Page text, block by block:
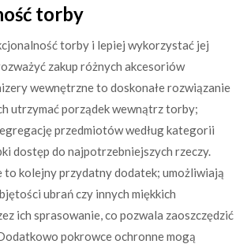
torby
torby i lepiej wykorzystać jej
zakup różnych akcesoriów
wewnętrzne to doskonałe rozwiązanie
utrzymać porządek wewnątrz torby;
przedmiotów według kategorii
dostęp do najpotrzebniejszych rzeczy.
to kolejny przydatny dodatek; umożliwiają
ubrań czy innych miękkich
ich sprasowanie, co pozwala zaoszczędzić
pokrowce ochronne mogą